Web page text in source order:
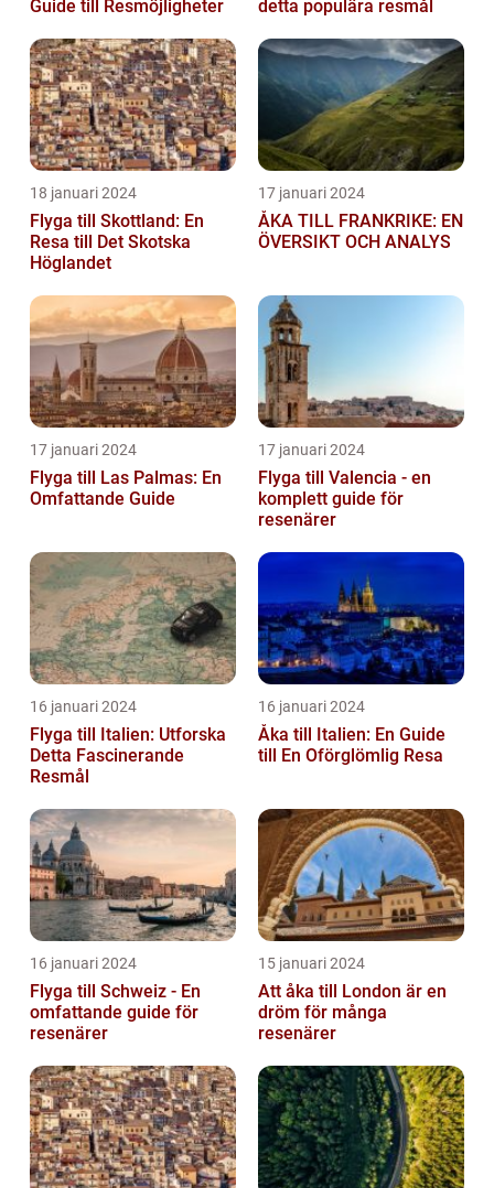
Guide till Resmöjligheter detta populära resmål
18 januari 2024
Flyga till Skottland: En
Resa till Det Skotska
Höglandet
17 januari 2024
ÅKA TILL FRANKRIKE: EN
ÖVERSIKT OCH ANALYS
17 januari 2024
Flyga till Las Palmas: En
Omfattande Guide
17 januari 2024
Flyga till Valencia - en
komplett guide för
resenärer
16 januari 2024
Flyga till Italien: Utforska
Detta Fascinerande
Resmål
16 januari 2024
Åka till Italien: En Guide
till En Oförglömlig Resa
16 januari 2024
Flyga till Schweiz - En
omfattande guide för
resenärer
15 januari 2024
Att åka till London är en
dröm för många
resenärer